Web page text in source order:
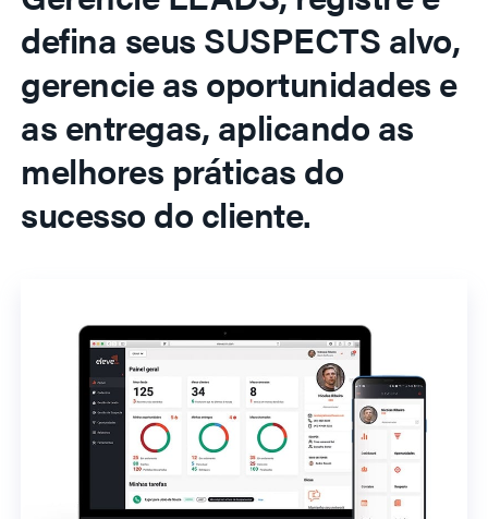
defina seus SUSPECTS alvo,
gerencie as oportunidades e
as entregas, aplicando as
melhores práticas do
sucesso do cliente.